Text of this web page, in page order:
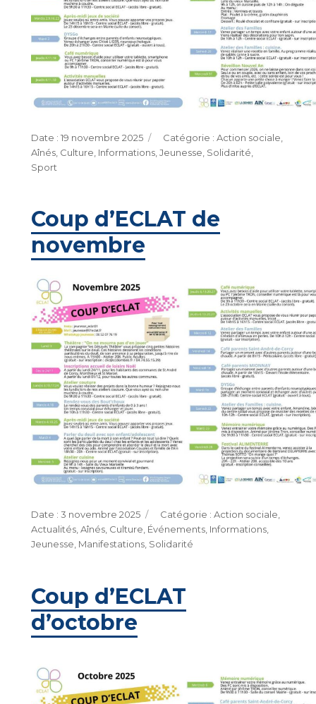
Publié
le
19 novembre 2025 Catégories
Action sociale
Aînés, Culture Informations, Jeunesse Solidarité
Sport
Coup d’ECLAT de
novembre
Publié
le
3 novembre 2025 Catégories
Action sociale,
Actualités,Aînés, Culture, Événements, Informations,
Jeunesse, Manifestations, Solidarité
Coup d’ECLAT
d’octobre